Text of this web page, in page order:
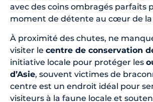
avec des coins ombragés parfaits
moment de détente au cœur de
À proximité des chutes, ne
visiter le centre de conservation
initiative locale pour protéger les
d’Asie, souvent victimes de
centre est un endroit idéal pour
visiteurs à la faune locale et